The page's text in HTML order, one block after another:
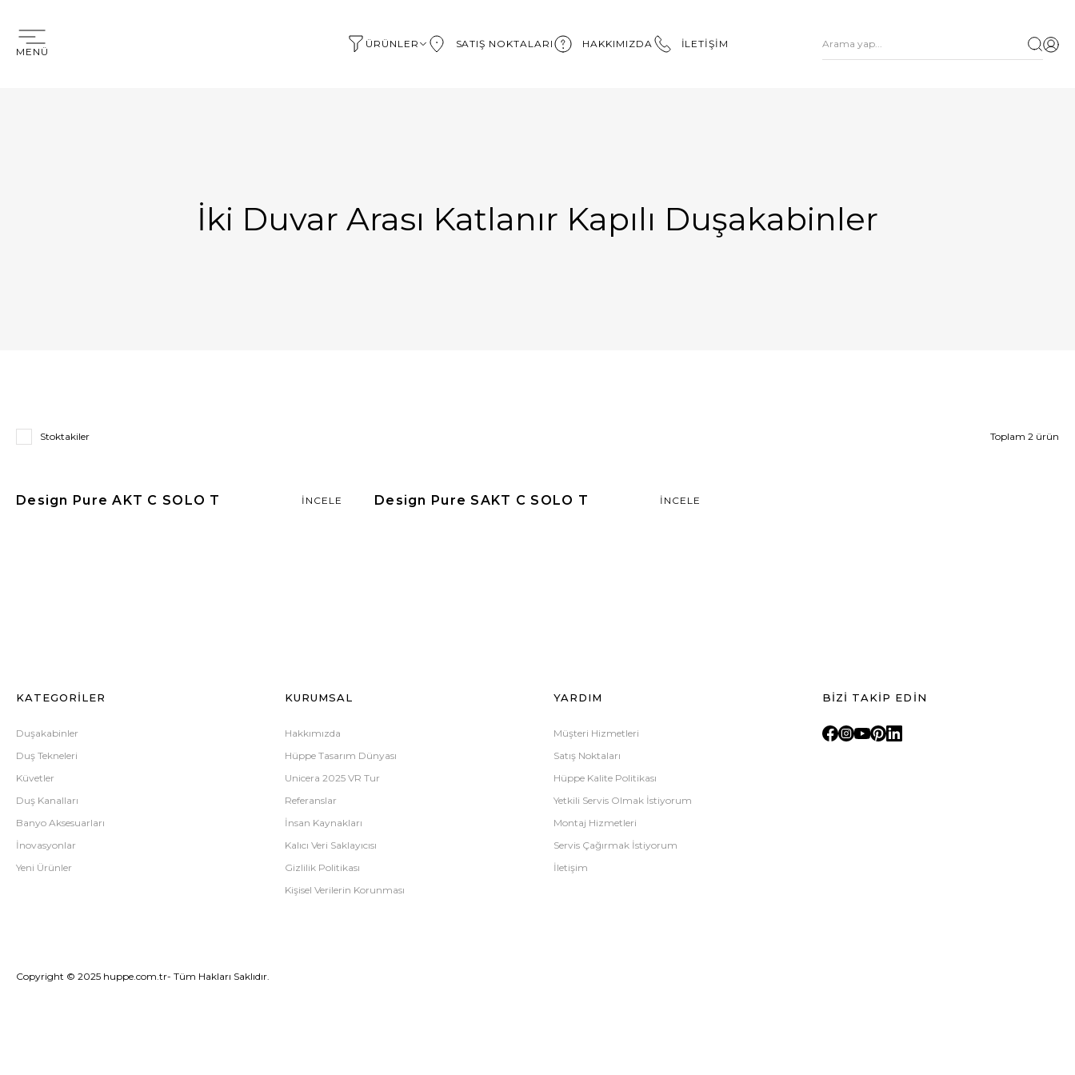
MENÜ
ÜRÜNLER SATIŞ NOKTALARI HAKKIMIZDA İLETİŞİM
İki Duvar Arası Katlanır Kapılı Duşakabinler
Stoktakiler Toplam 2 ürün
Design Pure AKT C SOLO T İNCELE Design Pure SAKT C SOLO T İNCELE
KATEGORİLER
Duşakabinler
Duş Tekneleri
Küvetler
Duş Kanalları
Banyo Aksesuarları
İnovasyonlar
Yeni Ürünler
KURUMSAL
Hakkımızda
Hüppe Tasarım Dünyası
Unicera 2025 VR Tur
Referanslar
İnsan Kaynakları
Kalıcı Veri Saklayıcısı
Gizlilik Politikası
Kişisel Verilerin Korunması
YARDIM
Müşteri Hizmetleri
Satış Noktaları
Hüppe Kalite Politikası
Yetkili Servis Olmak İstiyorum
Montaj Hizmetleri
Servis Çağırmak İstiyorum
İletişim
BİZİ TAKİP EDİN
Copyright © 2025 huppe.com.tr- Tüm Hakları Saklıdır.